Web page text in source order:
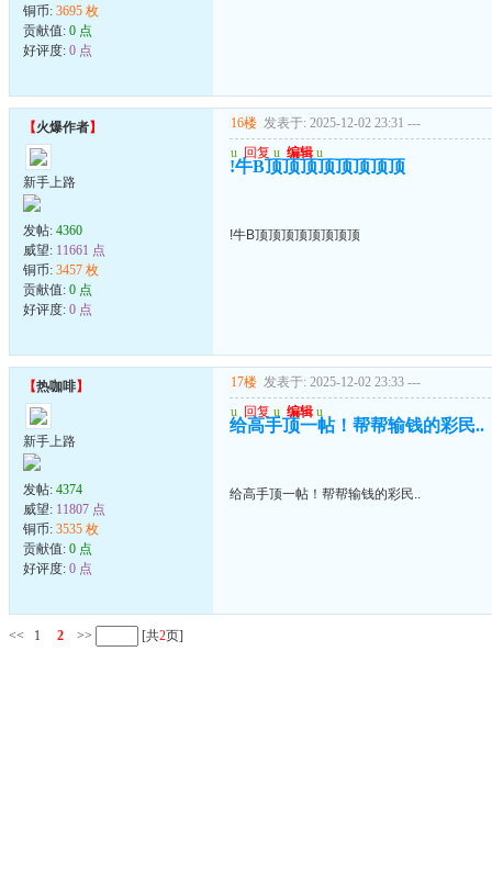
铜币: 3695 枚
贡献值: 0 点
好评度: 0 点
【火爆作者】
新手上路
发帖: 4360
威望: 11661 点
铜币: 3457 枚
贡献值: 0 点
好评度: 0 点
16楼 发表于: 2025-12-02 23:31 ---
u 回复 u 编辑 u
!牛B顶顶顶顶顶顶顶顶
!牛B顶顶顶顶顶顶顶顶
【热咖啡】
新手上路
发帖: 4374
威望: 11807 点
铜币: 3535 枚
贡献值: 0 点
好评度: 0 点
17楼 发表于: 2025-12-02 23:33 ---
u 回复 u 编辑 u
给高手顶一帖！帮帮输钱的彩民..
给高手顶一帖！帮帮输钱的彩民..
<< 1 2 >> [共2页]